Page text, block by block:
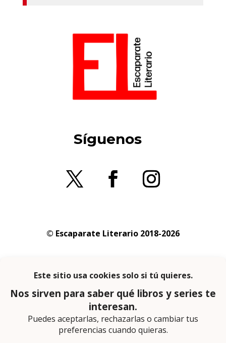
Síguenos
© Escaparate Literario 2018-2026
privacidad
En calidad de afiliado de Amazon obtengo
ingresos por las compras adscritas que